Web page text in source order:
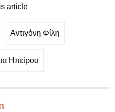
article
Αντιγόνη Φίλη
Ηπείρου